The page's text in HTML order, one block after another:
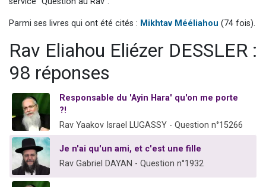
30 personnes viennent de faire un don pour Sauvez la jambe de Yohan
Il reste 49 places pour étudier en groupe sur Zoom
Parmi ses livres qui ont été cités : Mikhtav Mééliahou (74 fois).
Rav Eliahou Eliézer DESSLER :
98 réponses
Responsable du 'Ayin Hara' qu'on me porte
?!
Rav Yaakov Israel LUGASSY - Question n°15266
Je n'ai qu'un ami, et c'est une fille
Rav Gabriel DAYAN - Question n°1932